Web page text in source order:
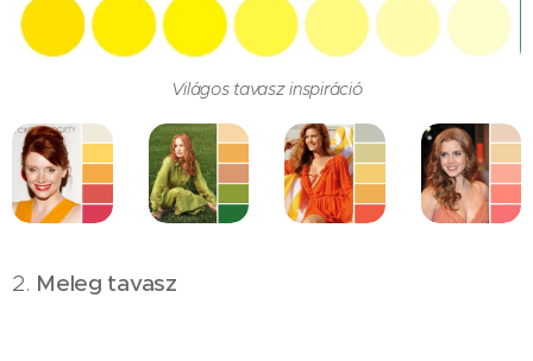
Világos tavasz inspiráció
2. Meleg tavasz